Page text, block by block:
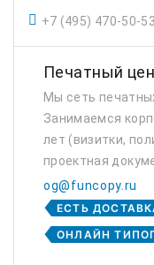
+7 (495) 470-50-53
Печатный
Мы сеть
Занимаемся
лет (визитки,
проектная
удобным
служба доставки.
og@funcopy.ru
ЕСТЬ
ОНЛАЙН